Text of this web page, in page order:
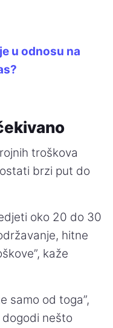
u odnosu na
troškova
brzi put do
oko 20 do 30
hitne
kaže
samo od toga”,
dogodi nešto